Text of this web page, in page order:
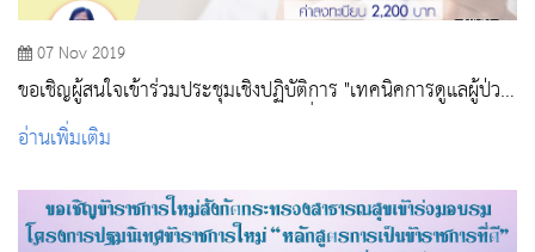
07 Nov 2019
ขอเชิญผู้สนใจเข้าร่วมประชุมเชิงปฏิบัติการ "เทคนิคการดูแลผู้ป่วย
หัวใจและหลอดเลือดและการแปลผลคลื่นหัวใจ"
อ่านเพิ่มเติม